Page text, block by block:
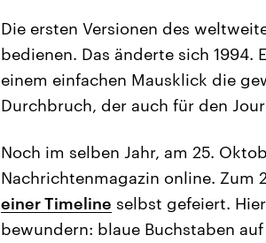
Die ersten Versionen des
bedienen. Das änderte sich 1994.
einem einfachen Mausklick die
Durchbruch, der auch für den
Noch im selben Jahr, am 25.
Nachrichtenmagazin online. Zum
einer Timeline selbst gefeiert.
bewundern: blaue Buchstaben